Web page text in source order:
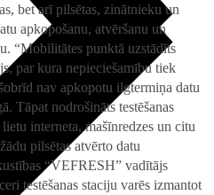
bet arī pilsētas, zinātnieku un
apkopošanu, atvēršanu un
“Mobilitātes punktā uzstādīts
par kura nepieciešamību tiek
nav apkopotu ilgtermiņa datu
Tāpat nodrošināts testēšanas
interneta, mašīnredzes un citu
pilsētas atvērto datu
“VEFRESH” vadītājs
testēšanas staciju varēs izmantot